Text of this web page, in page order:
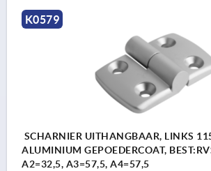
K0579
SCHARNIER UITHANGBAAR, LINKS
ALUMINIUM GEPOEDERCOAT,
A2=32,5, A3=57,5, A4=57,5